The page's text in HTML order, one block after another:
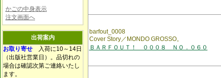
かごの中身表示
注文画面へ
出荷案内
お取り寄せ 入荷に10～14日
（出版社営業日）。品切れの
場合は確認次第ご連絡いたし
ます。
barfout_0008
Cover Story／MONDO GROSSO。
ＢＡＲＦＯＵＴ！ ０００８ ＮＯ．０６０